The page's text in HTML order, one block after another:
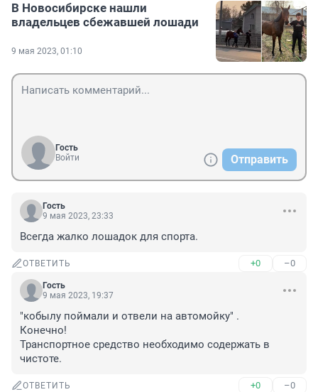
В Новосибирске нашли
владельцев сбежавшей лошади
9 мая 2023, 01:10
Гость
Войти
Отправить
Гость
9 мая 2023, 23:33
Всегда жалко лошадок для спорта.
ОТВЕТИТЬ +0 –0
Гость
9 мая 2023, 19:37
"кобылу поймали и отвели на автомойку" .
Конечно!
Транспортное средство необходимо содержать в
чистоте.
ОТВЕТИТЬ +0 –0